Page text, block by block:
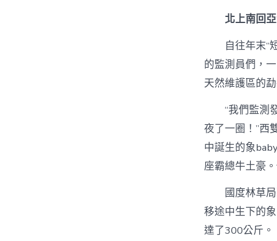
北上南回
自往年末“
的監測員們，
天然維護區的
“我們監測
夜了一圈！”西
中誕生的象
座霸總牛土豪
國度林草
移途中生下的
達了300公斤。